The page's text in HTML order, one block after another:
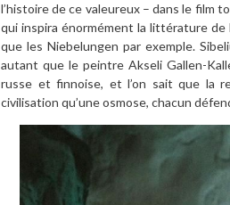
l’histoire de ce valeureux – dans le film
qui inspira énormément la littérature
que les Niebelungen par exemple.
autant que le peintre Akseli Gallen-
russe et finnoise, et l’on sait que la
civilisation qu’une osmose, chacun